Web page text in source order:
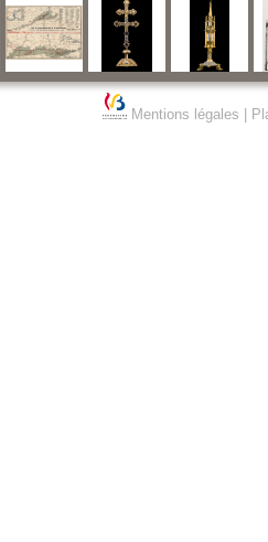
Mentions légales